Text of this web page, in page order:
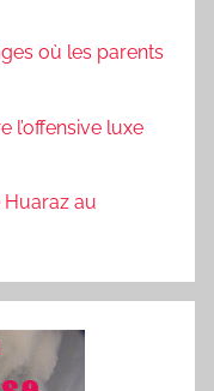
où les parents
l’offensive luxe
au